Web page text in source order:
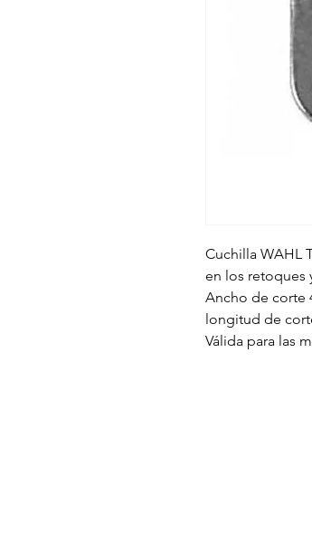
Cuchilla WAHL
en los retoques
Ancho de corte
longitud de
Válida para las